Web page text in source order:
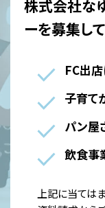
株式会社な
ーを募集し
FC出
子育て
パン屋
飲食事
上記に当ては